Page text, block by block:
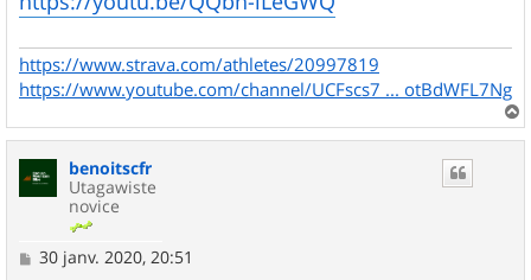
e
https://www.strava.com/athletes/20997819
https://www.youtube.com/channel/UCFscs7 ... otBdWFL7Ng
a
benoitscfr
Utagawiste
novice
M
30 janv. 2020, 20:51